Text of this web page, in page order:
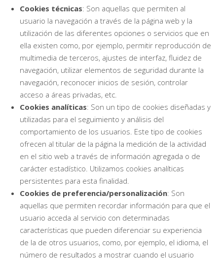
Cookies técnicas: Son aquellas que permiten al
usuario la navegación a través de la página web y la
utilización de las diferentes opciones o servicios que en
ella existen como, por ejemplo, permitir reproducción de
multimedia de terceros, ajustes de interfaz, fluidez de
navegación, utilizar elementos de seguridad durante la
navegación, reconocer inicios de sesión, controlar
acceso a áreas privadas, etc.
Cookies analíticas: Son un tipo de cookies diseñadas y
utilizadas para el seguimiento y análisis del
comportamiento de los usuarios. Este tipo de cookies
ofrecen al titular de la página la medición de la actividad
en el sitio web a través de información agregada o de
carácter estadístico. Utilizamos cookies analíticas
persistentes para esta finalidad.
Cookies de preferencia/personalización: Son
aquellas que permiten recordar información para que el
usuario acceda al servicio con determinadas
características que pueden diferenciar su experiencia
de la de otros usuarios, como, por ejemplo, el idioma, el
número de resultados a mostrar cuando el usuario